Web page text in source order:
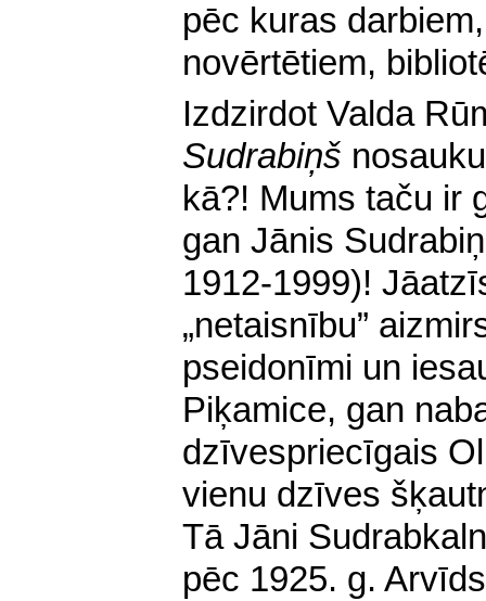
pēc kuras
novērtētiem,
Izdzirdot Valda
Sudrabiņš
kā?! Mums taču ir
gan Jānis
1912-1999)!
„netaisnību”
pseidonīmi un
Piķamice, gan
dzīvespriecīgais
vienu dzīves
Tā Jāni
pēc 1925. g.